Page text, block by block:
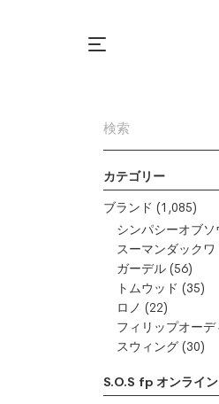
カテゴリー
ブランド (1,085)
シンパシーオブソ
スーマンダックワ
ガーデル (56)
トムウッド (35)
ロノ (22)
フィリップオー
スウィング (30)
S.O.S fp オンライ